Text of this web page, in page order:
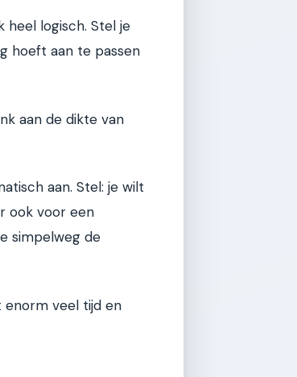
heel logisch. Stel je
hoeft aan te passen
aan de dikte van
aan. Stel: je wilt
ook voor een
simpelweg de
enorm veel tijd en